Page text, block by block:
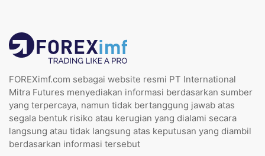
FOREXimf.com sebagai website resmi PT International
Mitra Futures menyediakan informasi berdasarkan sumber
yang terpercaya, namun tidak bertanggung jawab atas
segala bentuk risiko atau kerugian yang dialami secara
langsung atau tidak langsung atas keputusan yang diambil
berdasarkan informasi tersebut